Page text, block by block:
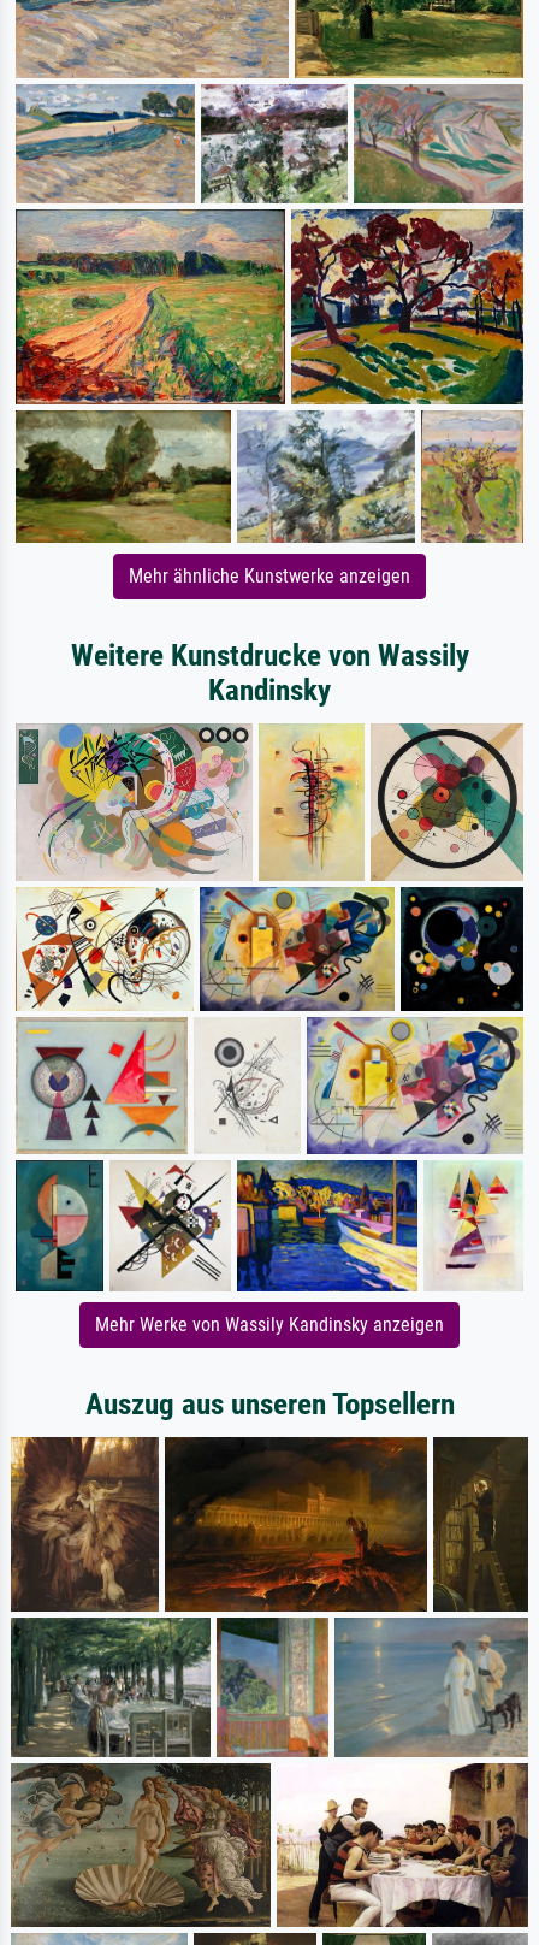
Mehr ähnliche Kunstwerke anzeigen
Weitere Kunstdrucke von Wassily
Kandinsky
Mehr Werke von Wassily Kandinsky anzeigen
Auszug aus unseren Topsellern